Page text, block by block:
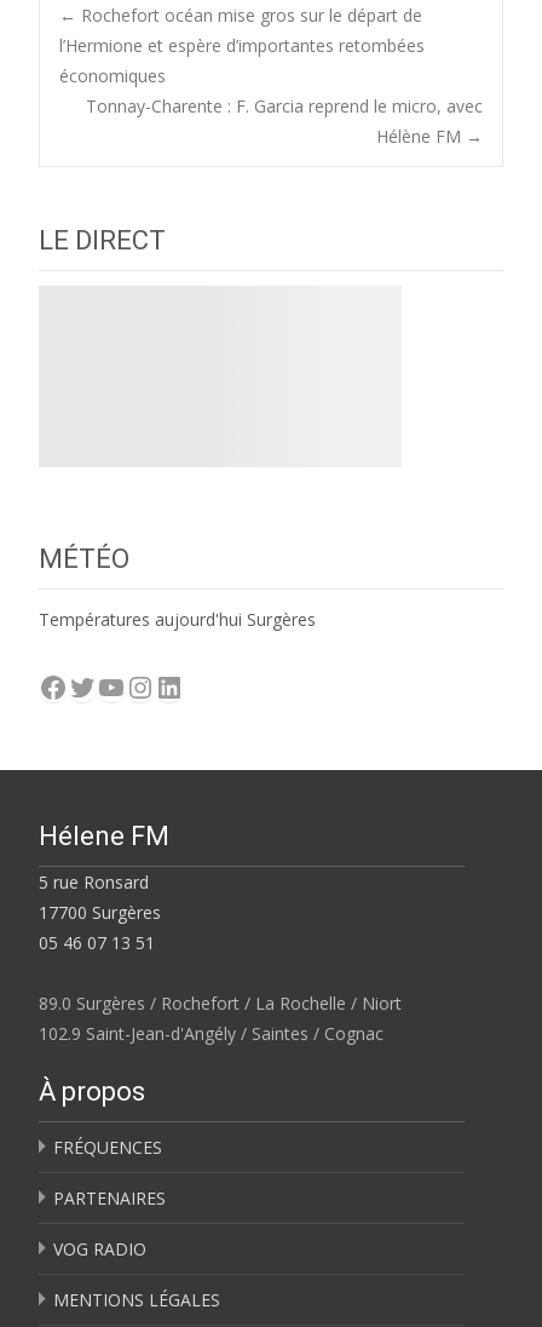
Post
navigation
← Rochefort océan mise gros sur le départ de
l’Hermione et espère d’importantes retombées
économiques
Tonnay-Charente : F. Garcia reprend le micro, avec
Hélène FM →
LE DIRECT
MÉTÉO
Températures aujourd'hui Surgères
Facebook
Twitter
YouTube
Instagram
LinkedIn
Hélene FM
5 rue Ronsard
17700 Surgères
05 46 07 13 51
89.0 Surgères / Rochefort / La Rochelle / Niort
102.9 Saint-Jean-d'Angély / Saintes / Cognac
À propos
FRÉQUENCES
PARTENAIRES
VOG RADIO
MENTIONS LÉGALES